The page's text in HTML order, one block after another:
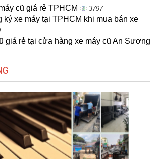
cũ giá rẻ TPHCM 3797
ký xe máy tại TPHCM khi mua bán xe
giá rẻ tại cửa hàng xe máy cũ An Sương